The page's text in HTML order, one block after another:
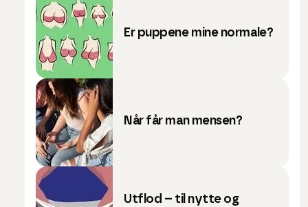
Er puppene mine normale?
Når får man mensen?
Utflod – til nytte og